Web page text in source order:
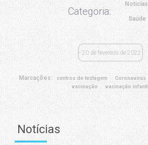
Categoria:
Notícias
Saúde
20 de fevereiro de 2022
Marcações: centros de testagem Coronavírus
vacinação
vacinação infantil
Notícias